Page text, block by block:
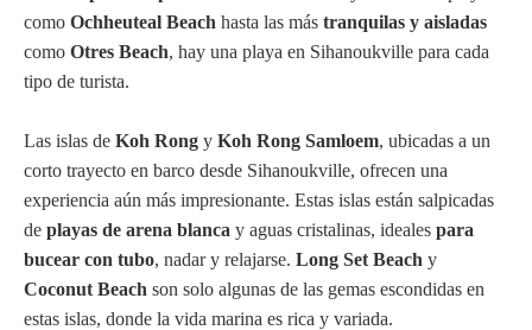
como Ochheuteal Beach hasta las más tranquilas y aisladas
como Otres Beach, hay una playa en Sihanoukville para cada
tipo de turista.
Las islas de Koh Rong y Koh Rong Samloem, ubicadas a un
corto trayecto en barco desde Sihanoukville, ofrecen una
experiencia aún más impresionante. Estas islas están salpicadas
de playas de arena blanca y aguas cristalinas, ideales para
bucear con tubo, nadar y relajarse. Long Set Beach y
Coconut Beach son solo algunas de las gemas escondidas en
estas islas, donde la vida marina es rica y variada.